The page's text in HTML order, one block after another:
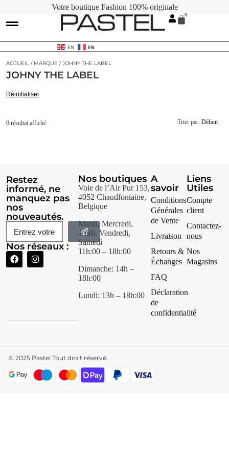
Votre boutique Fashion 100% originale
EN FR
ACCUEIL / MARQUE / JOHNY THE LABEL
JOHNY THE LABEL
Réinitialiser
Trier par: Défaut
0 résultat affiché
Restez
informé, ne
manquez pas
nos
nouveautés.
Nos réseaux :
Nos boutiques
Voie de l’Air Pur 153,
4052 Chaudfontaine,
Belgique
Mardi, Mercredi,
Jeudi, Vendredi,
Samedi
11h:00 – 18h:00
Dimanche: 14h –
18h:00
Lundi: 13h – 18h:00
A
savoir
Conditions
Générales
de Vente
Livraison
Retours &
Échanges
FAQ
Déclaration
de
confidentialité
Liens
Utiles
Compte
client
Contactez-
nous
Nos
Magasins
© 2025 Pastel Tout droit réservé.